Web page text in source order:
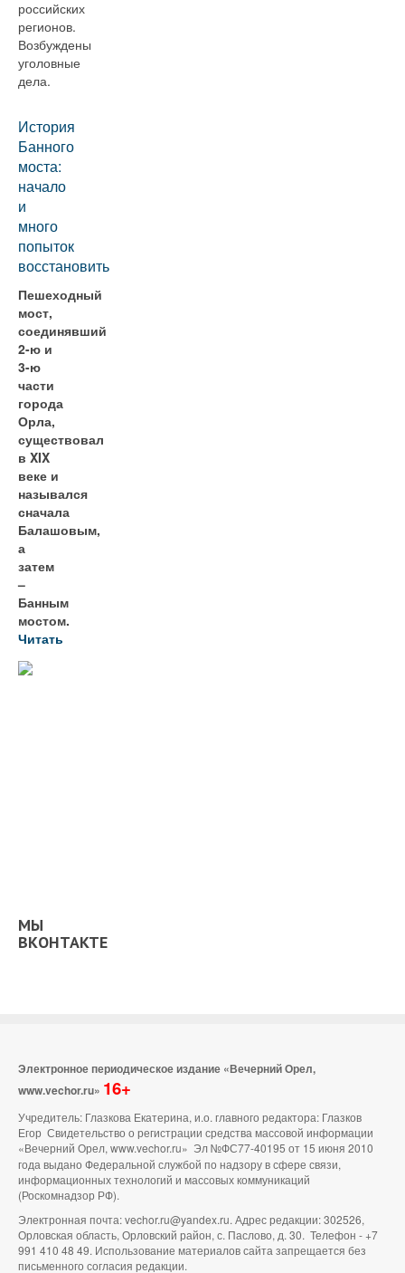
российских
регионов.
Возбуждены
уголовные
дела.
История
Банного
моста:
начало
и
много
попыток
восстановить
Пешеходный
мост,
соединявший
2-ю и
3-ю
части
города
Орла,
существовал
в XIX
веке и
назывался
сначала
Балашовым,
а
затем
–
Банным
мостом.
Читать
МЫ
ВКОНТАКТЕ
Электронное периодическое издание «Вечерний Орел,
www.vechor.ru» 16+
Учредитель: Глазкова Екатерина, и.о. главного редактора: Глазков
Егор Свидетельство о регистрации средства массовой информации
«Вечерний Орел, www.vechor.ru» Эл №ФС77-40195 от 15 июня 2010
года выдано Федеральной службой по надзору в сфере связи,
информационных технологий и массовых коммуникаций
(Роскомнадзор РФ).
Электронная почта: vechor.ru@yandex.ru. Адрес редакции: 302526,
Орловская область, Орловский район, с. Паслово, д. 30. Телефон - +7
991 410 48 49. Использование материалов сайта запрещается без
письменного согласия редакции.